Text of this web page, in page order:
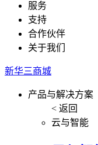
服务
支持
合作伙伴
关于我们
新华三商城
产品与解决方案
< 返回
云与智能